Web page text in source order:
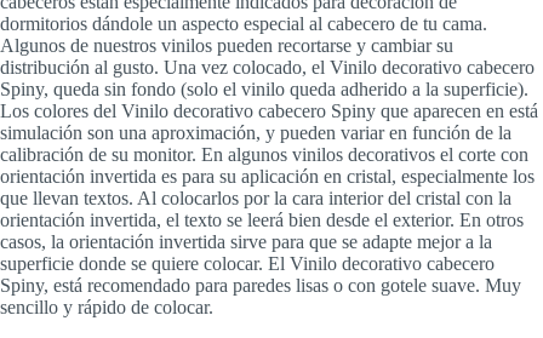
dormitorios dándole un aspecto especial al cabecero de tu cama.
Algunos de nuestros vinilos pueden recortarse y cambiar su
distribución al gusto. Una vez colocado, el Vinilo decorativo cabecero
Spiny, queda sin fondo (solo el vinilo queda adherido a la superficie).
Los colores del Vinilo decorativo cabecero Spiny que aparecen en está
simulación son una aproximación, y pueden variar en función de la
calibración de su monitor. En algunos vinilos decorativos el corte con
orientación invertida es para su aplicación en cristal, especialmente los
que llevan textos. Al colocarlos por la cara interior del cristal con la
orientación invertida, el texto se leerá bien desde el exterior. En otros
casos, la orientación invertida sirve para que se adapte mejor a la
superficie donde se quiere colocar. El Vinilo decorativo cabecero
Spiny, está recomendado para paredes lisas o con gotele suave. Muy
sencillo y rápido de colocar.